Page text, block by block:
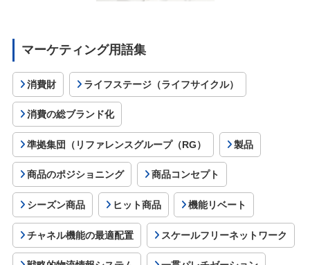
マーケティング用語集
消費財 ライフステージ（ライフサイクル）
消費の総ブランド化
準拠集団（リファレンスグループ（RG） 製品
商品のポジショニング 商品コンセプト
シーズン商品 ヒット商品 機能リベート
チャネル機能の最適配置 スケールフリーネットワーク